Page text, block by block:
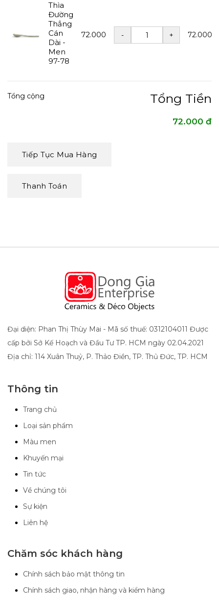
Thìa
Đường
Thẳng
Cán
Dài -
Men
97-78
72.000 72.000
Tổng Tiền
Tổng cộng
72.000 đ
Tiếp Tục Mua Hàng
Thanh Toán
Đại diện: Phan Thị Thùy Mai - Mã số thuế: 0312104011 Được
cấp bởi Sở Kế Hoạch và Đầu Tư TP. HCM ngày 02.04.2021
Địa chỉ: 114 Xuân Thuỷ, P. Thảo Điền, TP. Thủ Đức, TP. HCM
Thông tin
Trang chủ
Loại sản phẩm
Màu men
Khuyến mại
Tin tức
Về chúng tôi
Sự kiện
Liên hệ
Chăm sóc khách hàng
Chính sách bảo mật thông tin
Chính sách giao, nhận hàng và kiểm hàng